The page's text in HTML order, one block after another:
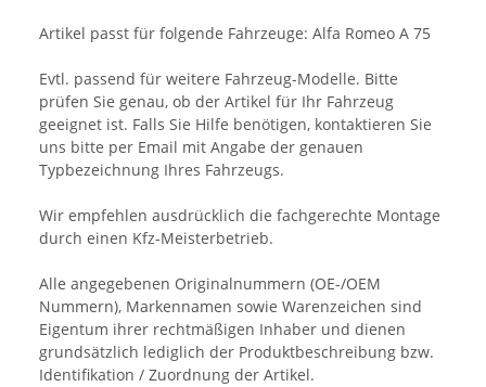
Artikel passt für folgende Fahrzeuge: Alfa Romeo A 75
Evtl. passend für weitere Fahrzeug-Modelle. Bitte
prüfen Sie genau, ob der Artikel für Ihr Fahrzeug
geeignet ist. Falls Sie Hilfe benötigen, kontaktieren Sie
uns bitte per Email mit Angabe der genauen
Typbezeichnung Ihres Fahrzeugs.
Wir empfehlen ausdrücklich die fachgerechte Montage
durch einen Kfz-Meisterbetrieb.
Alle angegebenen Originalnummern (OE-/OEM
Nummern), Markennamen sowie Warenzeichen sind
Eigentum ihrer rechtmäßigen Inhaber und dienen
grundsätzlich lediglich der Produktbeschreibung bzw.
Identifikation / Zuordnung der Artikel.